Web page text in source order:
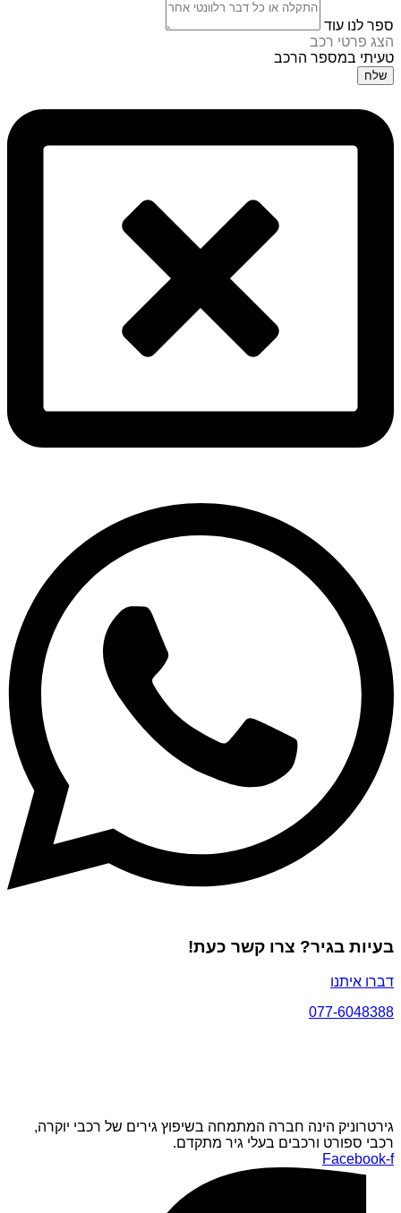
ספר לנו עוד
הצג פרטי רכב
טעיתי במספר הרכב
שלח
בעיות בגיר? צרו קשר כעת!
דברו איתנו
077-6048388
גירטרוניק הינה חברה המתמחה בשיפוץ גירים של רכבי יוקרה,
רכבי ספורט ורכבים בעלי גיר מתקדם.
Facebook-f